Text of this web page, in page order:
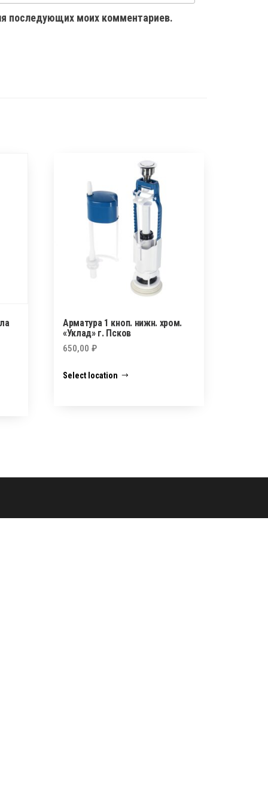
последующих моих комментариев.
Арматура 1 кноп. нижн. хром.
«Уклад» г. Псков
650,00₽
Select location